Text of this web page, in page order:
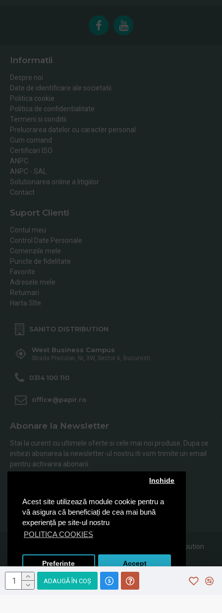
Acest site utilizează module cookie pentru a
vă asigura că beneficiați de cea mai bună
experiență pe site-ul nostru
POLITICA COOKIES
Inchide
Preferinte Accept
ADAUGĂ ÎN COŞ
Informatii
Despre noi
Date de identificare ale societatii
Politica cookie
Politica de confidentialitate
Termeni si conditii
Prelucrarea datelor cu caracter personal
Cum comand
Certificari ISO
ANPC
ANPC - SAL
Solutionarea online a litigiilor
Contact
Suport Clienti
Contul meu
Control Date Personale
Comenzile mele
Puncte de fidelitate
Favorite
Adresele mele
Returnari
Harta SIte
SANITO DISTRIBUTION
West Business Campus
Strada Preciziei, Nr, 3W, Sector 6, Bucuresti
0314 100 110
office@papir.ro
Abonare la Newsletter
Stai la curent cu ultimele oferte si cele mai noi produse. Dupa ce
initiezi abonarea la newsletter-ul nostru iti vom trimite un email
pentru activarea abonarii.
Abonare
Am citit şi sunt de acord cu Politica de Confidentialitate
© 2019, Papir.ro, Toate drepturile rezervate Sanito Distribution